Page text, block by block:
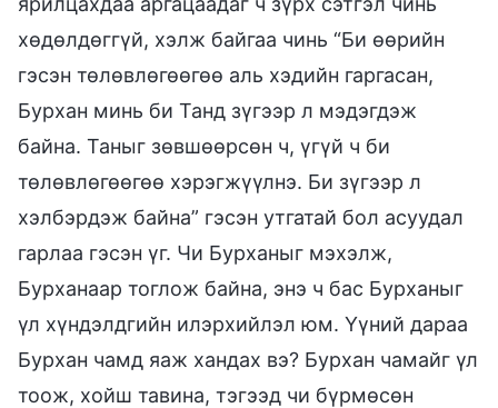
хөдөлдөггүй, хэлж байгаа чинь “Би өөрийн
гэсэн төлөвлөгөөгөө аль хэдийн гаргасан,
Бурхан минь би Танд зүгээр л мэдэгдэж
байна. Таныг зөвшөөрсөн ч, үгүй ч би
төлөвлөгөөгөө хэрэгжүүлнэ. Би зүгээр л
хэлбэрдэж байна” гэсэн утгатай бол асуудал
гарлаа гэсэн үг. Чи Бурханыг мэхэлж,
Бурханаар тоглож байна, энэ ч бас Бурханыг
үл хүндэлдгийн илэрхийлэл юм. Үүний дараа
Бурхан чамд яаж хандах вэ? Бурхан чамайг үл
тоож, хойш тавина, тэгээд чи бүрмөсөн